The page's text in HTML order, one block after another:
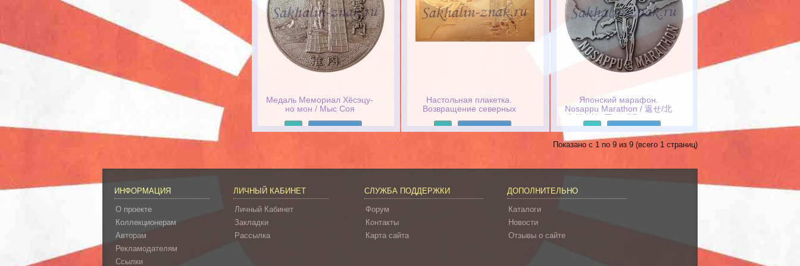
Медаль Мемориал Хёсэцу-
но мон / Мыс Соя
Настольная плакетка.
Возвращение северных
Японский марафон.
Nosappu Marathon / 返せ/北
方領土第2回サプ岬マラソン
大会1983-8-21
Показано с 1 по 9 из 9 (всего 1 страниц)
ИНФОРМАЦИЯ
О проекте
Коллекционерам
Авторам
Рекламодателям
Ссылки
ЛИЧНЫЙ КАБИНЕТ
Личный Кабинет
Закладки
Рассылка
СЛУЖБА ПОДДЕРЖКИ
Форум
Контакты
Карта сайта
ДОПОЛНИТЕЛЬНО
Каталоги
Новости
Отзывы о сайте